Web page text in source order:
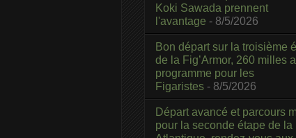
Koki Sawada prennent
l'avantage - 8/5/2026
Bon départ sur la troisième
de la Fig’Armor, 260 milles
programme pour les
Figaristes - 8/5/2026
Départ avancé et parcours
pour la seconde étape de la